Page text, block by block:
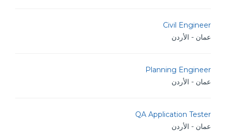
Civil Engineer
عمان - الأردن
Planning Engineer
عمان - الأردن
QA Application Tester
عمان - الأردن